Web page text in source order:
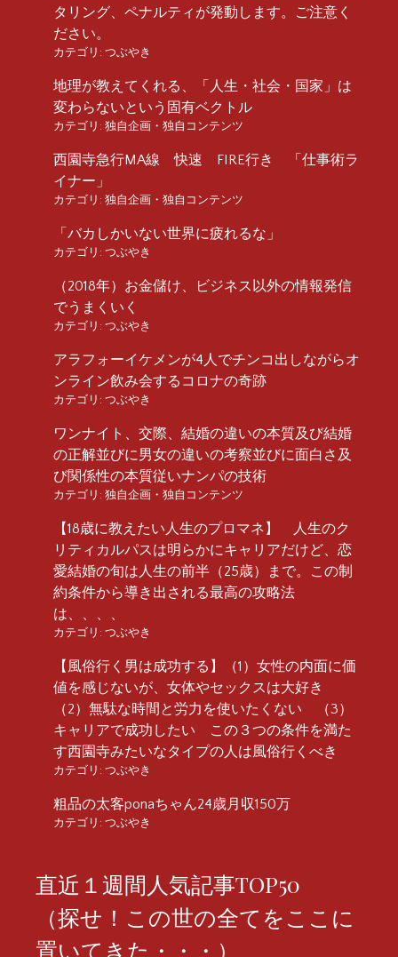
タリング、ペナルティが発動します。ご注意く
ださい。
カテゴリ: つぶやき
地理が教えてくれる、「人生・社会・国家」は
変わらないという固有ベクトル
カテゴリ: 独自企画・独自コンテンツ
西園寺急行MA線 快速 FIRE行き 「仕事術ラ
イナー」
カテゴリ: 独自企画・独自コンテンツ
「バカしかいない世界に疲れるな」
カテゴリ: つぶやき
（2018年）お金儲け、ビジネス以外の情報発信
でうまくいく
カテゴリ: つぶやき
アラフォーイケメンが4人でチンコ出しながらオ
ンライン飲み会するコロナの奇跡
カテゴリ: つぶやき
ワンナイト、交際、結婚の違いの本質及び結婚
の正解並びに男女の違いの考察並びに面白さ及
び関係性の本質従いナンパの技術
カテゴリ: 独自企画・独自コンテンツ
【18歳に教えたい人生のプロマネ】 人生のク
リティカルパスは明らかにキャリアだけど、恋
愛結婚の旬は人生の前半（25歳）まで。この制
約条件から導き出される最高の攻略法
は、、、、
カテゴリ: つぶやき
【風俗行く男は成功する】（1）女性の内面に価
値を感じないが、女体やセックスは大好き
（2）無駄な時間と労力を使いたくない （3）
キャリアで成功したい この３つの条件を満た
す西園寺みたいなタイプの人は風俗行くべき
カテゴリ: つぶやき
粗品の太客ponaちゃん24歳月収150万
カテゴリ: つぶやき
直近１週間人気記事TOP50
（探せ！この世の全てをここに
置いてきた・・・）